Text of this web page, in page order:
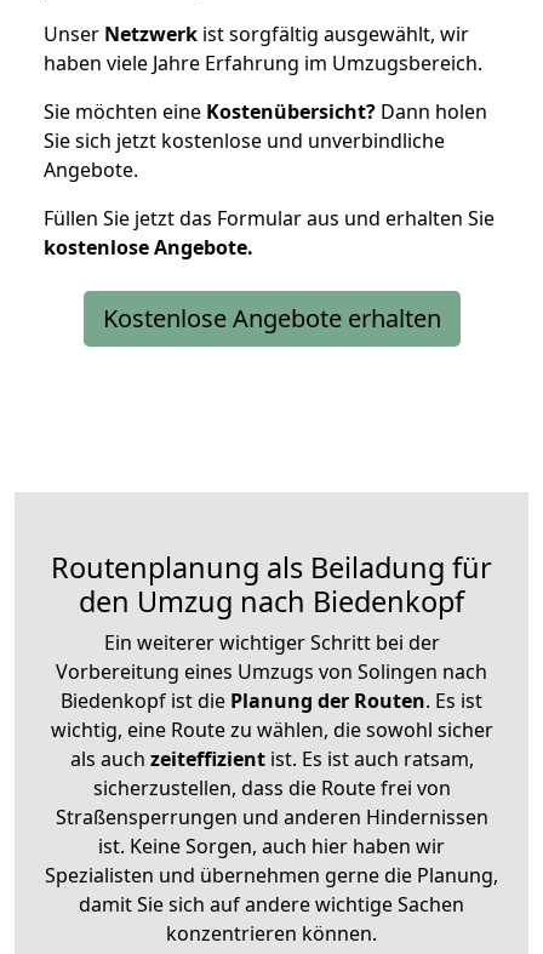
Unser Netzwerk ist sorgfältig ausgewählt, wir
haben viele Jahre Erfahrung im Umzugsbereich.
Sie möchten eine Kostenübersicht? Dann holen
Sie sich jetzt kostenlose und unverbindliche
Angebote.
Füllen Sie jetzt das Formular aus und erhalten Sie
kostenloseAngebote.
Kostenlose Angebote erhalten
Routenplanung als Beiladung für
den Umzug nach Biedenkopf
Ein weiterer wichtiger Schritt bei der
Vorbereitung eines Umzugs von Solingen nach
Biedenkopf ist die Planung der Routen. Es ist
wichtig, eine Route zu wählen, die sowohl sicher
als auch zeiteffizientist. Es ist auch ratsam,
sicherzustellen, dass die Route frei von
Straßensperrungen und anderen Hindernissen
ist. Keine Sorgen, auch hier haben wir
Spezialisten und übernehmen gerne die Planung,
damit Sie sich auf andere wichtige Sachen
konzentrieren können.